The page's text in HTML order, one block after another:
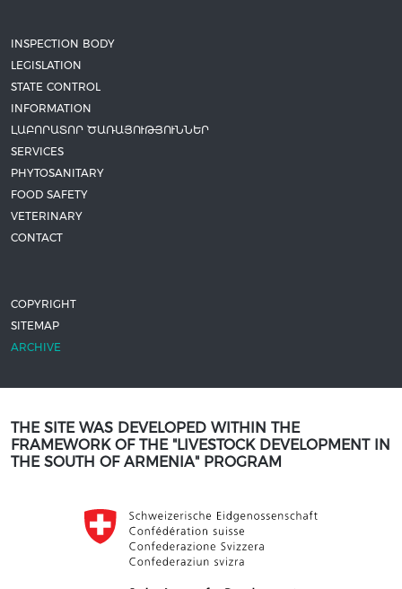
INSPECTION BODY
LEGISLATION
STATE CONTROL
INFORMATION
ԼԱԲՈՐԱՏՈՐ ԾԱՌԱՅՈՒԹՅՈՒՆՆԵՐ
SERVICES
PHYTOSANITARY
FOOD SAFETY
VETERINARY
CONTACT
COPYRIGHT
SITEMAP
ARCHIVE
THE SITE WAS DEVELOPED WITHIN THE
FRAMEWORK OF THE "LIVESTOCK DEVELOPMENT IN
THE SOUTH OF ARMENIA" PROGRAM